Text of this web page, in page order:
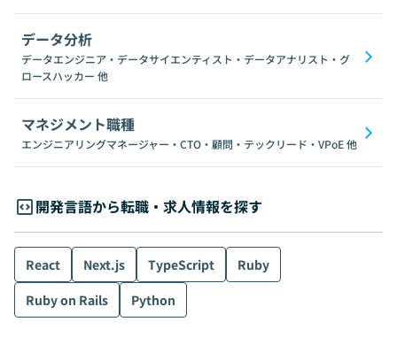
データ分析
データエンジニア・データサイエンティスト・データアナリスト・グ
ロースハッカー 他
マネジメント職種
エンジニアリングマネージャー・CTO・顧問・テックリード・VPoE他
開発言語から転職・求人情報を探す
React Next.js TypeScript
Ruby
Ruby on Rails
Python